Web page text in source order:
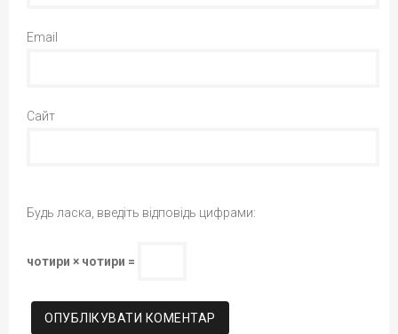
Email
Сайт
Будь ласка, введіть відповідь цифрами:
чотири × чотири =